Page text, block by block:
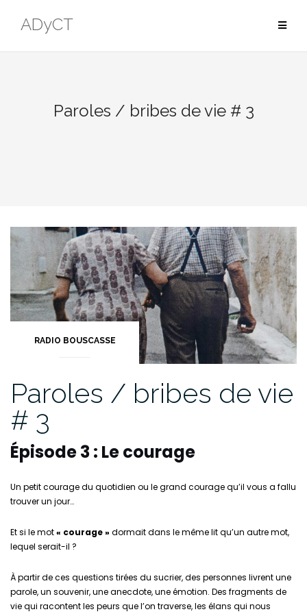
ADyCT
Paroles / bribes de vie # 3
RADIO BOUSCASSE
Paroles / bribes de vie
# 3
Épisode 3 : Le courage
Un petit courage du quotidien ou le grand courage qu’il vous a fallu
trouver un jour…
Et si le mot« courage » dormait dans le même lit qu’un autre mot,
lequel serait-il ?
À partir de ces questions tirées du sucrier, des personnes livrent une
parole, un souvenir, une anecdote, une émotion. Des fragments de
vie qui racontent les peurs que l’on traverse, les élans qui nous